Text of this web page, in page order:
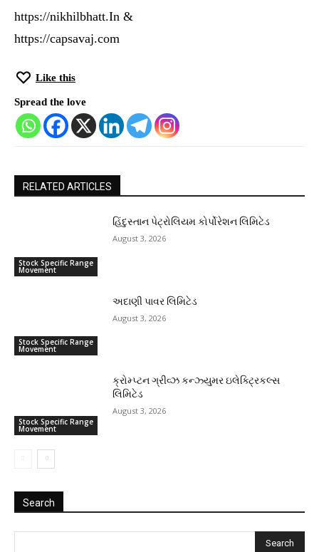
https://nikhilbhatt.In &
https://capsavaj.com
Like this
Spread the love
RELATED ARTICLES
Stock Specific Range
Movement
હિંદુસ્તાન પેટ્રોલિયમ કોર્પોરેશન લિમિટેડ
August 3, 2026
Stock Specific Range
Movement
અદાણી પાવર લિમિટેડ
August 3, 2026
Stock Specific Range
Movement
ક્રોમ્પ્ટન ગ્રીવ્ઝ કન્ઝ્યુમર ઇલેક્ટ્રિકલ્સ
લિમિટેડ
August 3, 2026
Search